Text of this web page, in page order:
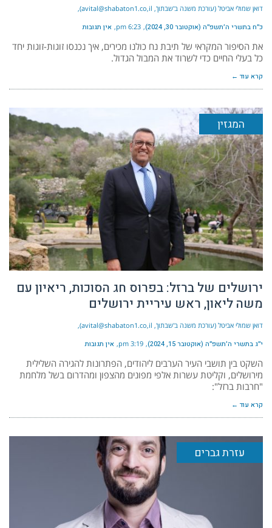
דואן שמולי אביטל (עורכת משנה ב'שבתון', avital@shabaton1.co,il)
כ״ח בתשרי ה׳תשפ״ה (אוקטובר 30, 2024) 6:23 pm אין תגובות
את הסיפור המקראי של תיבת נח כולנו מכירים, איך נכנסו זוגות-זוגות יחד
כל בעלי החיים כדי לשרוד את המבול הגדול.
קרא עוד ←
המגזין
ירושלים של ברזל: בפרוס חג הסוכות, ריאיון עם
משה ליאון, ראש עיריית ירושלים
דואן שמולי אביטל (עורכת משנה ב'שבתון', avital@shabaton1.co,il)
י״ג בתשרי ה׳תשפ״ה (אוקטובר 15, 2024) 3:19 pm אין תגובות
השקט בין תושבי העיר הערבים ליהודים, הפתרונות להגירה השלילית
מירושלים, וקליטת עשרות אלפי מפונים מהצפון ומהדרום בשל מלחמת
"חרבות ברזל":
קרא עוד ←
עזרת גברים